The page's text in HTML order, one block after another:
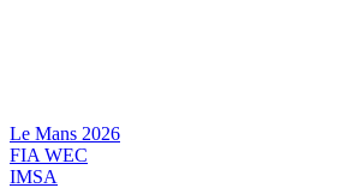
Le Mans 2026
FIA WEC
IMSA